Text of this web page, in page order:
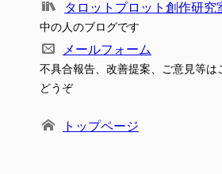
タロットプロット創作研究
中の人のブログです
メールフォーム
不具合報告、改善提案、ご意見等は
どうぞ
トップページ